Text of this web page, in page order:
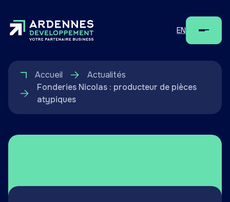
EN Menu
Accueil
Actualités
Fonderies Nicolas : producteur de pièces
atypiques